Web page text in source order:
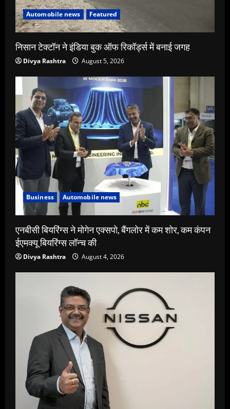
Automobile news Featured
निसान टेक्टॉन ने इंडिया बुक ऑफ रिकॉर्ड्स में बनाई जगह
Divya Rashtra August 5, 2026
Business Automobile news
एनबीसी बियरिंग्स ने मोगेन एक्सपो, बैंगलोर में कम शोर, कम कंपन
ईएमक्यू बियरिंग्स लॉन्च की
Divya Rashtra August 4, 2026